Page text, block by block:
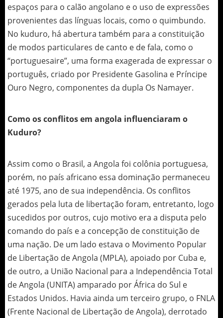
espaços para o calão angolano e o uso de expressões
provenientes das línguas locais, como o quimbundo.
No kuduro, há abertura também para a constituição
de modos particulares de canto e de fala, como o
“portuguesaire”, uma forma exagerada de expressar o
português, criado por Presidente Gasolina e Príncipe
Ouro Negro, componentes da dupla Os Namayer.
Como os conflitos em angola influenciaram o
Kuduro?
Assim como o Brasil, a Angola foi colônia portuguesa,
porém, no país africano essa dominação permaneceu
até 1975, ano de sua independência. Os conflitos
gerados pela luta de libertação foram, entretanto, logo
sucedidos por outros, cujo motivo era a disputa pelo
comando do país e a concepção de constituição de
uma nação. De um lado estava o Movimento Popular
de Libertação de Angola (MPLA), apoiado por Cuba e,
de outro, a União Nacional para a Independência Total
de Angola (UNITA) amparado por África do Sul e
Estados Unidos. Havia ainda um terceiro grupo, o FNLA
(Frente Nacional de Libertação de Angola), derrotado